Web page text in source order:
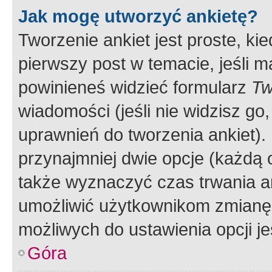
Jak mogę utworzyć ankietę?
Tworzenie ankiet jest proste,
pierwszy post w temacie, jeśli
powinieneś widzieć formularz
wiadomości (jeśli nie widzisz
uprawnień do tworzenia
przynajmniej dwie opcje
także wyznaczyć czas trwania
umożliwić użytkownikom
możliwych do ustawienia opcji
Góra